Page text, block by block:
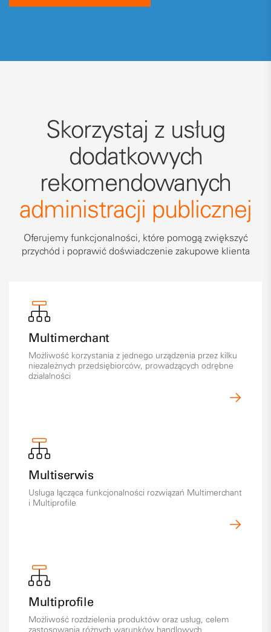
Skorzystaj z usług
dodatkowych
rekomendowanych
administracji publicznej
Oferujemy funkcjonalności, które pomogą zwiększyć
przychód i poprawić doświadczenie zakupowe klienta
Multimerchant
Możliwość korzystania z jednego urządzenia przez kilku
niezależnych przedsiębiorców, prowadzących odrębne
działalności
Multiserwis
Usługa łącząca funkcjonalności rozwiązań Multimerchant
i Multiprofile
Multiprofile
Możliwość rozdzielenia produktów oraz usług, celem
zastosowania różnych warunków handlowych